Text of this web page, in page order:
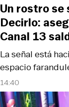
14:40
La señal está
espacio
Un rostro se
Decirlo:
Canal 13